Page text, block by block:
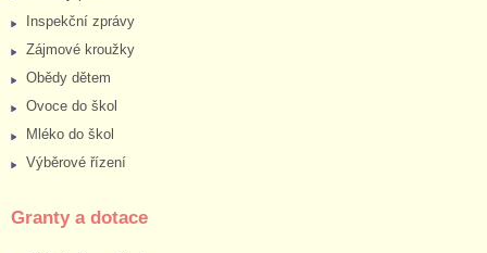
Inspekční zprávy
Zájmové kroužky
Obědy dětem
Ovoce do škol
Mléko do škol
Výběrové řízení
Granty a dotace